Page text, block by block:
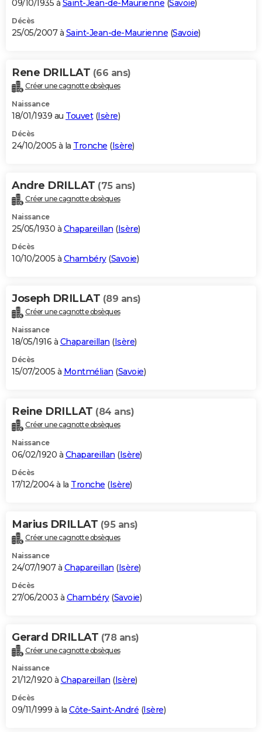
09/10/1935 à Saint-Jean-de-Maurienne (Savoie)
Décès
25/05/2007 à Saint-Jean-de-Maurienne (Savoie)
Rene DRILLAT (66 ans)
Créer une cagnotte obsèques
Naissance
18/01/1939 au Touvet(Isère)
Décès
24/10/2005 à la Tronche (Isère)
Andre DRILLAT (75 ans)
Créer une cagnotte obsèques
Naissance
25/05/1930 à Chapareillan (Isère)
Décès
10/10/2005 à Chambéry(Savoie)
Joseph DRILLAT (89 ans)
Créer une cagnotte obsèques
Naissance
18/05/1916 à Chapareillan (Isère)
Décès
15/07/2005 à Montmélian (Savoie)
Reine DRILLAT (84 ans)
Créer une cagnotte obsèques
Naissance
06/02/1920 à Chapareillan (Isère)
Décès
17/12/2004 à la Tronche (Isère)
Marius DRILLAT (95 ans)
Créer une cagnotte obsèques
Naissance
24/07/1907 à Chapareillan (Isère)
Décès
27/06/2003 à Chambéry(Savoie)
Gerard DRILLAT (78 ans)
Créer une cagnotte obsèques
Naissance
21/12/1920 à Chapareillan (Isère)
Décès
09/11/1999 à la Côte-Saint-André (Isère)